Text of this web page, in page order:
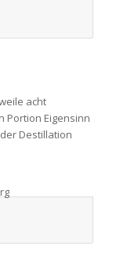
acht
Portion Eigensinn
Destillation